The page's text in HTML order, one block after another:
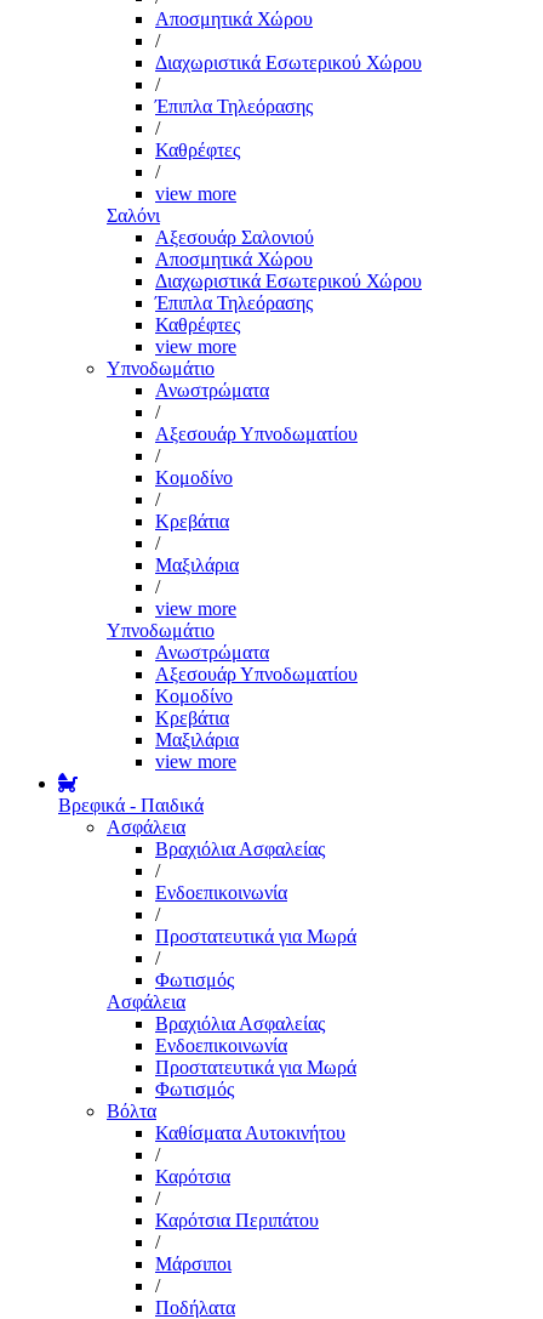
Αποσμητικά Χώρου
/
Διαχωριστικά Εσωτερικού Χώρου
/
Έπιπλα Τηλεόρασης
/
Καθρέφτες
/
view more
Σαλόνι
Αξεσουάρ Σαλονιού
Αποσμητικά Χώρου
Διαχωριστικά Εσωτερικού Χώρου
Έπιπλα Τηλεόρασης
Καθρέφτες
view more
Υπνοδωμάτιο
Ανωστρώματα
/
Αξεσουάρ Υπνοδωματίου
/
Κομοδίνο
/
Κρεβάτια
/
Μαξιλάρια
/
view more
Υπνοδωμάτιο
Ανωστρώματα
Αξεσουάρ Υπνοδωματίου
Κομοδίνο
Κρεβάτια
Μαξιλάρια
view more
Βρεφικά - Παιδικά
Ασφάλεια
Βραχιόλια Ασφαλείας
/
Ενδοεπικοινωνία
/
Προστατευτικά για Μωρά
/
Φωτισμός
Ασφάλεια
Βραχιόλια Ασφαλείας
Ενδοεπικοινωνία
Προστατευτικά για Μωρά
Φωτισμός
Βόλτα
Καθίσματα Αυτοκινήτου
/
Καρότσια
/
Καρότσια Περιπάτου
/
Μάρσιποι
/
Ποδήλατα